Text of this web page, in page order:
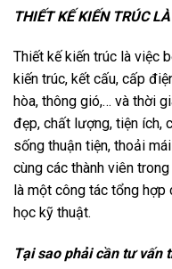
THIẾT KẾ KIẾN TRÚC
Thiết kế kiến trúc là việc
kiến trúc, kết cấu, cấp
hòa, thông gió,… và thời
đẹp, chất lượng, tiện ích,
sống thuận tiện, thoải
cùng các thành viên
là một công tác tổng hợp
học kỹ thuật.
Tại sao phải cần tư vấn